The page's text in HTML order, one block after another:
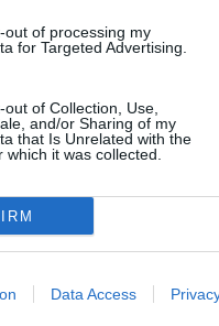
out of processing my
for Targeted Advertising.
of Collection, Use,
and/or Sharing of my
that Is Unrelated with the
which it was collected.
Data Access